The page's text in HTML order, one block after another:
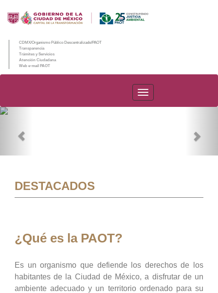
CDMX/Organismo Público Descentralizado/PAOT
Transparencia
Trámites y Servicios
Atención Ciudadana
Web e-mail PAOT
PAOT
DESTACADOS
¿Qué es la PAOT?
Es un organismo que defiende los derechos de los
habitantes de la Ciudad de México, a disfrutar de un
ambiente adecuado y un territorio ordenado para su